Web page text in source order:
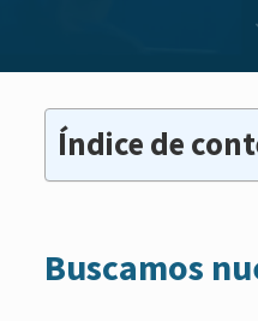
Índice de
Buscamos